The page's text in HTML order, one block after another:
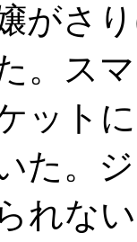
がさ
。ス
ット
た。
れな